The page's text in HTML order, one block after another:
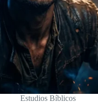
Estudios Bíblicos